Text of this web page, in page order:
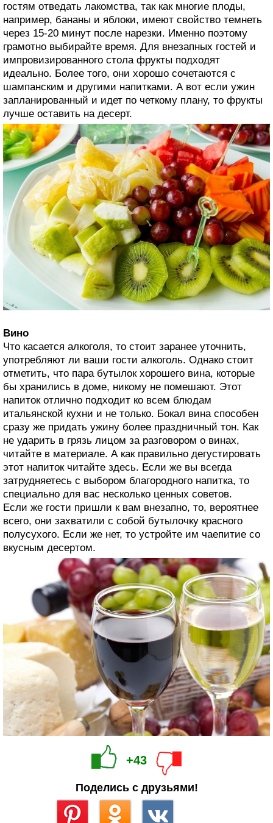
гостям отведать лакомства, так как многие плоды,
например, бананы и яблоки, имеют свойство темнеть
через 15-20 минут после нарезки. Именно поэтому
грамотно выбирайте время. Для внезапных гостей и
импровизированного стола фрукты подходят
идеально. Более того, они хорошо сочетаются с
шампанским и другими напитками. А вот если ужин
запланированный и идет по четкому плану, то фрукты
лучше оставить на десерт.
Вино
Что касается алкоголя, то стоит заранее уточнить,
употребляют ли ваши гости алкоголь. Однако стоит
отметить, что пара бутылок хорошего вина, которые
бы хранились в доме, никому не помешают. Этот
напиток отлично подходит ко всем блюдам
итальянской кухни и не только. Бокал вина способен
сразу же придать ужину более праздничный тон. Как
не ударить в грязь лицом за разговором о винах,
читайте в материале. А как правильно дегустировать
этот напиток читайте здесь. Если же вы всегда
затрудняетесь с выбором благородного напитка, то
специально для вас несколько ценных советов.
Если же гости пришли к вам внезапно, то, вероятнее
всего, они захватили с собой бутылочку красного
полусухого. Если же нет, то устройте им чаепитие со
вкусным десертом.
+43
Поделись с друзьями!